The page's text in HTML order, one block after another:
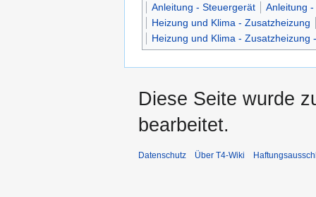
Anleitung - Steuergerät
Anleitung
Heizung und Klima - Zusatzheizung
Heizung und Klima - Zusatzheizung
Diese Seite wurde
bearbeitet.
Datenschutz Über T4-Wiki